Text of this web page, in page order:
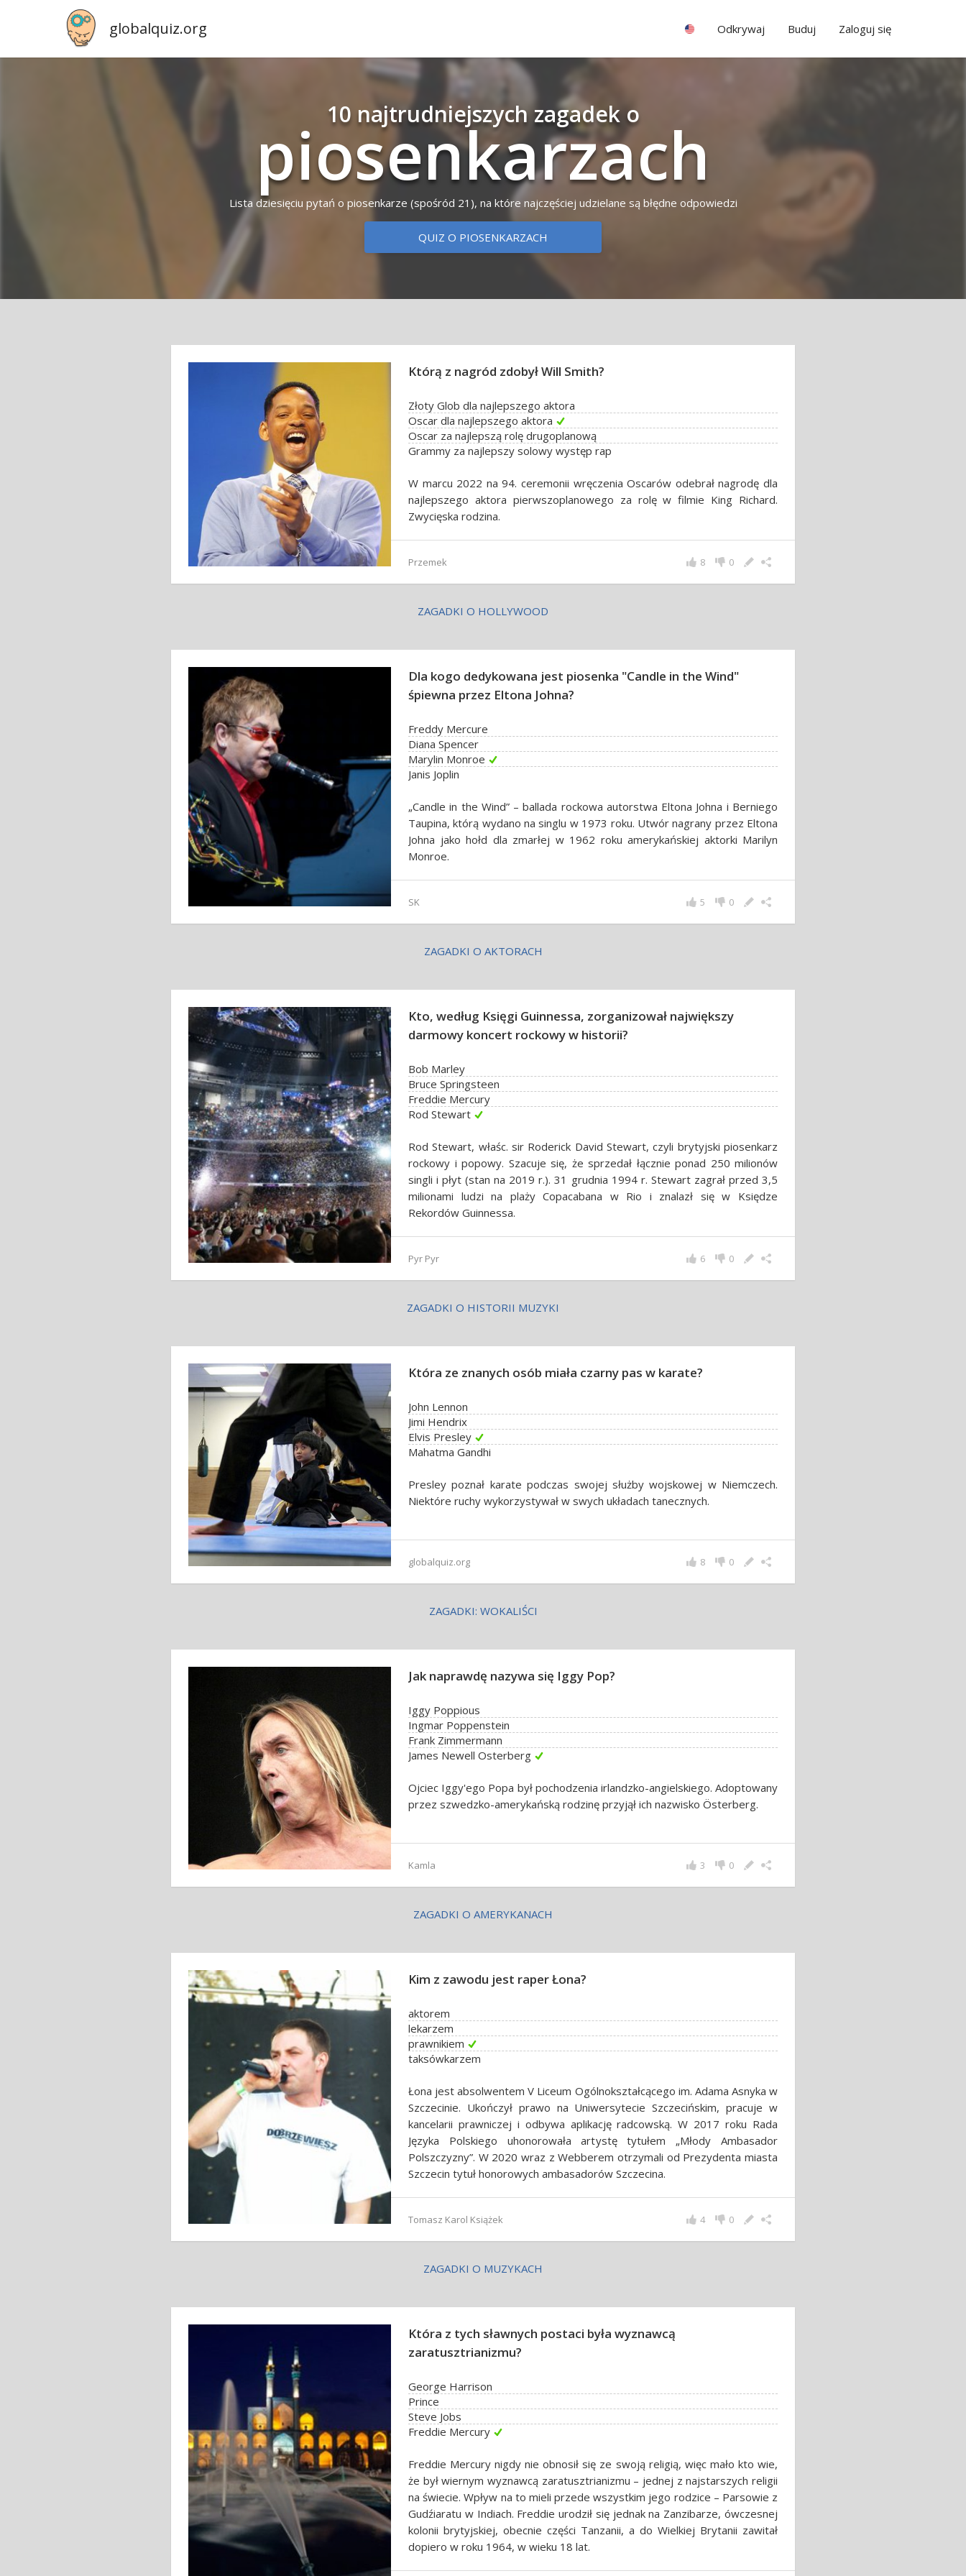
globalquiz.org Odkrywaj Buduj Zaloguj się
10 najtrudniejszych zagadek o
pio­sen­ka­rzach
Lista dziesięciu pytań o piosenkarze (spośród 21), na które najczęściej udzielane są błędne odpowiedzi
QUIZ O PIOSENKARZACH
Którą z nagród zdobył Will Smith?
Złoty Glob dla najlepszego aktora
Oscar dla najlepszego aktora
Oscar za najlepszą rolę drugoplanową
Grammy za najlepszy solowy występ rap
W marcu 2022 na 94. ceremonii wręczenia Oscarów odebrał nagrodę dla
najlepszego aktora pierwszoplanowego za rolę w filmie King Richard.
Zwycięska rodzina.
Przemek 0
8
ZAGADKI O HOLLYWOOD
Dla kogo dedykowana jest piosenka "Candle in the Wind"
śpiewna przez Eltona Johna?
Freddy Mercure
Diana Spencer
Marylin Monroe
Janis Joplin
„Candle in the Wind” – ballada rockowa autorstwa Eltona Johna i Berniego
Taupina, którą wydano na singlu w 1973 roku. Utwór nagrany przez Eltona
Johna jako hołd dla zmarłej w 1962 roku amerykańskiej aktorki Marilyn
Monroe.
SK 0
5
ZAGADKI O AKTORACH
Kto, według Księgi Guinnessa, zorganizował największy
darmowy koncert rockowy w historii?
Bob Marley
Bruce Springsteen
Freddie Mercury
Rod Stewart
Rod Stewart, właśc. sir Roderick David Stewart, czyli brytyjski piosenkarz
rockowy i popowy. Szacuje się, że sprzedał łącznie ponad 250 milionów
singli i płyt (stan na 2019 r.). 31 grudnia 1994 r. Stewart zagrał przed 3,5
milionami ludzi na plaży Copacabana w Rio i znalazł się w Księdze
Rekordów Guinnessa.
Pyr Pyr 0
6
ZAGADKI O HISTORII MUZYKI
Która ze znanych osób miała czarny pas w karate?
John Lennon
Jimi Hendrix
Elvis Presley
Mahatma Gandhi
Presley poznał karate podczas swojej służby wojskowej w Niemczech.
Niektóre ruchy wykorzystywał w swych układach tanecznych.
globalquiz.org 0
8
ZAGADKI: WOKALIŚCI
Jak naprawdę nazywa się Iggy Pop?
Iggy Poppious
Ingmar Poppenstein
Frank Zimmermann
James Newell Osterberg
Ojciec Iggy'ego Popa był pochodzenia irlandzko-angielskiego. Adoptowany
przez szwedzko-amerykańską rodzinę przyjął ich nazwisko Österberg.
Kamla 0
3
ZAGADKI O AMERYKANACH
Kim z zawodu jest raper Łona?
aktorem
lekarzem
prawnikiem
taksówkarzem
Łona jest absolwentem V Liceum Ogólnokształcącego im. Adama Asnyka w
Szczecinie. Ukończył prawo na Uniwersytecie Szczecińskim, pracuje w
kancelarii prawniczej i odbywa aplikację radcowską. W 2017 roku Rada
Języka Polskiego uhonorowała artystę tytułem „Młody Ambasador
Polszczyzny”. W 2020 wraz z Webberem otrzymali od Prezydenta miasta
Szczecin tytuł honorowych ambasadorów Szczecina.
Tomasz Karol Książek 0
4
ZAGADKI O MUZYKACH
Która z tych sławnych postaci była wyznawcą
zaratusztrianizmu?
George Harrison
Prince
Steve Jobs
Freddie Mercury
Freddie Mercury nigdy nie obnosił się ze swoją religią, więc mało kto wie,
że był wiernym wyznawcą zaratusztrianizmu – jednej z najstarszych religii
na świecie. Wpływ na to mieli przede wszystkim jego rodzice – Parsowie z
Gudźiaratu w Indiach. Freddie urodził się jednak na Zanzibarze, ówczesnej
kolonii brytyjskiej, obecnie części Tanzanii, a do Wielkiej Brytanii zawitał
dopiero w roku 1964, w wieku 18 lat.